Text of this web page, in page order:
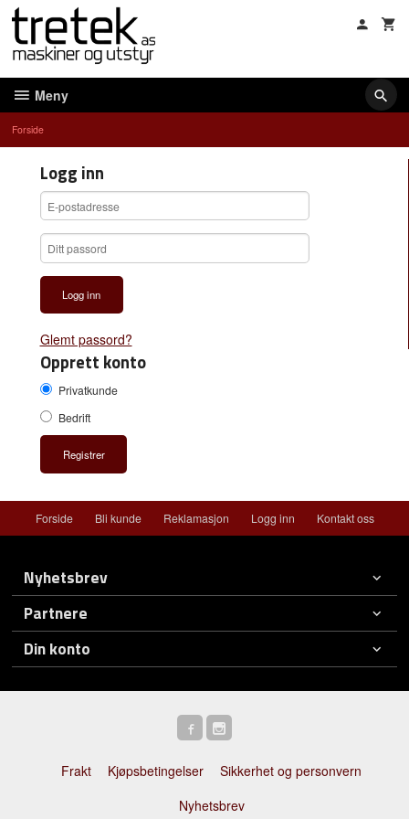
Gå
innholdet
Meny
Forside
Logg inn
Glemt passord?
Opprett konto
Privatkunde
Bedrift
Forside Bli kunde Reklamasjon Logg inn Kontakt oss
Nyhetsbrev
Partnere
Din konto
Frakt Kjøpsbetingelser
Sikkerhet og personvern
Nyhetsbrev